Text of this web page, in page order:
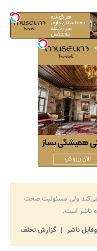
می‌کند ولی مسئولیت صحت
ناشر است.
ناشر
گزارش تخلف